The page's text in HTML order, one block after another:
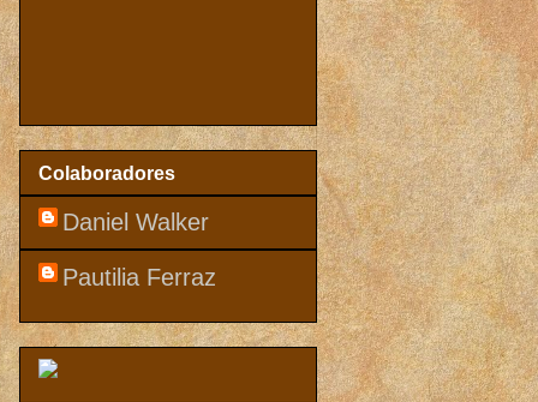
Colaboradores
Daniel Walker
Pautilia Ferraz